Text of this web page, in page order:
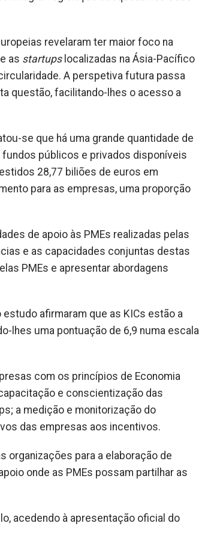
revelaram ter maior foco na
as startupslocalizadas na Ásia-Pacífico
A perspetiva futura passa
questão, facilitando-lhes o acesso a
se que há uma grande quantidade de
fundos públicos e privados disponíveis
28,77 biliões de euros em
para as empresas, uma proporção
de apoio às PMEs realizadas pelas
e as capacidades conjuntas destas
PMEs e apresentar abordagens
afirmaram que as KICs estão a
lhes uma pontuação de 6,9 numa escala
com os princípios de Economia
e conscientização das
a medição e monitorização do
das empresas aos incentivos.
organizações para a elaboração de
onde as PMEs possam partilhar as
acedendo à apresentação oficial do